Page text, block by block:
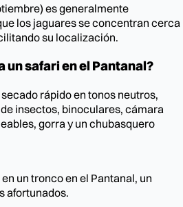
es generalmente
los jaguares se concentran cerca
su localización.
un safari en el Pantanal?
rápido en tonos neutros,
insectos, binoculares, cámara
gorra y un chubasquero
un tronco en el Pantanal, un
afortunados.